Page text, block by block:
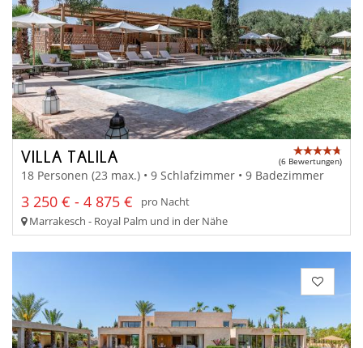
VILLA TALILA (6 Bewertungen)
18 Personen (23 max.) • 9 Schlafzimmer • 9 Badezimmer
3 250 € - 4 875 €
pro Nacht
Marrakesch - Royal Palm und in der Nähe